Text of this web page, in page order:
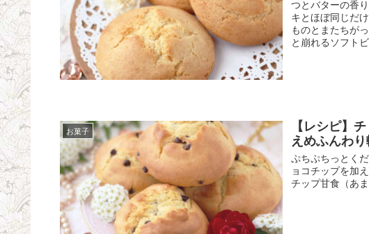
つとバターの香
キとほぼ同じだ
ものとまたちが
と崩れるソフト
お菓子
【レシピ】
えめふんわ
ぷちぷちっとく
ョコチップを加
チップ甘食（あま